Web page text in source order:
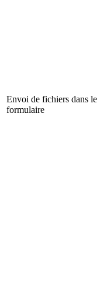
Envoi de fichiers dans le
formulaire